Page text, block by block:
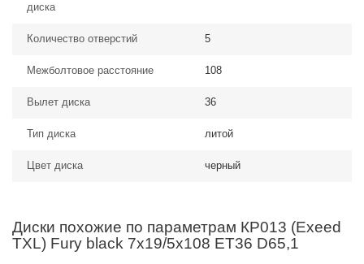
диска
Количество отверстий 5
Межболтовое расстояние 108
Вылет диска 36
Тип диска литой
Цвет диска черный
Диски похожие по параметрам КР013 (Exeed
TXL) Fury black 7x19/5x108 ET36 D65,1